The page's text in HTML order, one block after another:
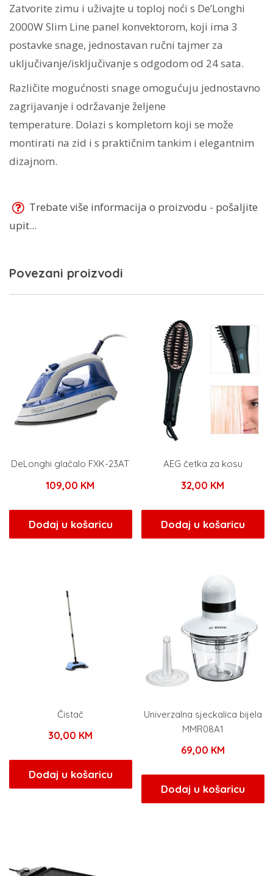
Zatvorite zimu i uživajte u toploj noći s De’Longhi
2000W Slim Line panel konvektorom, koji ima 3
postavke snage, jednostavan ručni tajmer za
uključivanje/isključivanje s odgodom od 24 sata.
Različite mogućnosti snage omogućuju jednostavno
zagrijavanje i održavanje željene
temperature. Dolazi s kompletom koji se može
montirati na zid i s praktičnim tankim i elegantnim
dizajnom.
Trebate više informacija o proizvodu - pošaljite
upit...
Povezani proizvodi
DeLonghi glačalo FXK-23AT
109,00 KM
Dodaj u košaricu
AEG četka za kosu
32,00 KM
Dodaj u košaricu
Čistač
30,00 KM
Dodaj u košaricu
Univerzalna sjeckalica bijela
MMR08A1
69,00 KM
Dodaj u košaricu